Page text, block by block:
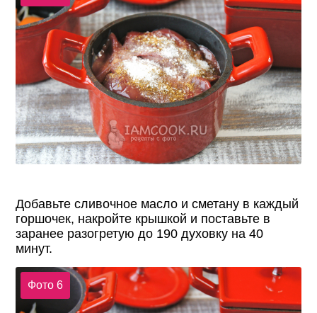
Добавьте сливочное масло и сметану в каждый
горшочек, накройте крышкой и поставьте в
заранее разогретую до 190 духовку на 40
минут.
Фото 6